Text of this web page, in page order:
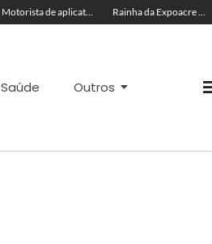
Motorista de aplicativo é agredido enquanto trabalhava no Chico Mendes Rainha da Expoacre 2026 é vítima de injúria racial durante evento e suspeita é presa em flagrante
Saúde Outros